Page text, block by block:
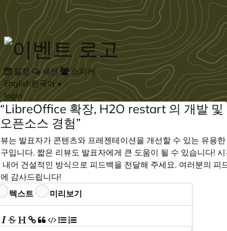
Skip to main content
일정 세션
스피커
English한국어•
login
“LibreOffice 확장, H2O restart 의 개발 및
오픈소스 경험”
는 발표자가 콘텐츠와 프레젠테이션을 개선할 수 있는 유용한
입니다. 짧은 리뷰도 발표자에게 큰 도움이 될 수 있습니다!
내어 건설적인 방식으로 피드백을 전달해 주세요. 여러분의 피
감사드립니다!
백
텍스트 미리보기